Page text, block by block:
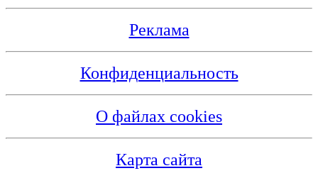
Реклама
Конфиденциальность
О файлах cookies
Карта сайта